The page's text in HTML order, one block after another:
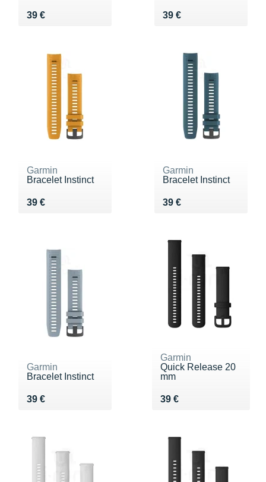
39 €
Vendu 39 € 39 €
Vendu 39 €
Garmin
Bracelet Instinct
39 €
Vendu 39 €
Garmin
Bracelet Instinct
39 €
Vendu 39 €
Garmin
Bracelet Instinct
39 €
Vendu 39 €
Garmin
Quick Release 20
mm
39 €
Vendu 39 €